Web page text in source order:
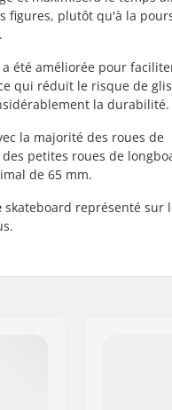
figures, plutôt qu'à la
a été améliorée pour
qui réduit le risque de
la durabilité.
la majorité des roues de
petites roues de
de 65 mm.
skateboard représenté sur